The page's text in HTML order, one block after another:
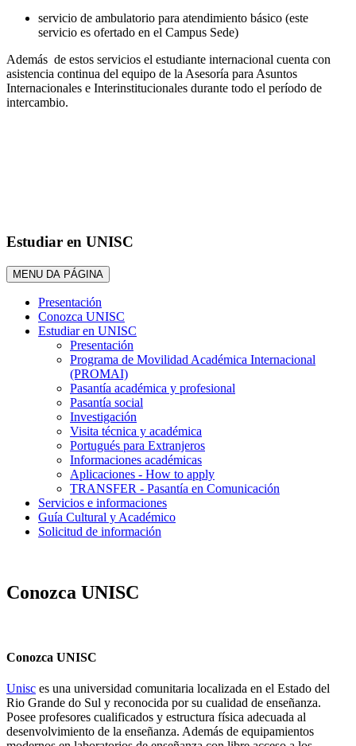
servicio de ambulatorio para atendimiento básico (este
servicio es ofertado en el Campus Sede)
Además de estos servicios el estudiante internacional cuenta con
asistencia continua del equipo de la Asesoría para Asuntos
Internacionales e Interinstitucionales durante todo el período de
intercambio.
Estudiar en UNISC
MENU DA PÁGINA
Presentación
Conozca UNISC
Estudiar en UNISC
Presentación
Programa de Movilidad Académica Internacional
(PROMAI)
Pasantía académica y profesional
Pasantía social
Investigación
Visita técnica y académica
Portugués para Extranjeros
Informaciones académicas
Aplicaciones - How to apply
TRANSFER - Pasantía en Comunicación
Servicios e informaciones
Guía Cultural y Académico
Solicitud de información
Conozca UNISC
Conozca UNISC
Unisc es una universidad comunitaria localizada en el Estado del
Rio Grande do Sul y reconocida por su cualidad de enseñanza.
Posee profesores cualificados y estructura física adecuada al
desenvolvimiento de la enseñanza. Además de equipamientos